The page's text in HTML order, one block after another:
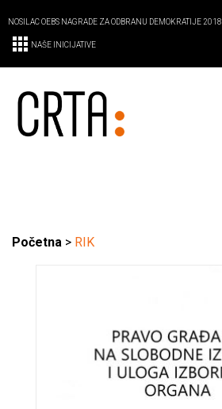
NOSILAC OEBS NAGRADE ZA ODBRANU DEMOKRATIJE 2018
NAŠE INICIJATIVE
Početna > RIK